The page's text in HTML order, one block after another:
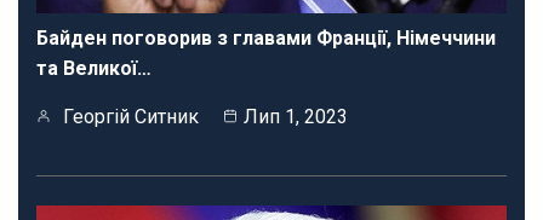
Байден поговорив з главами Франції, Німеччини
та Великої…
Георгій Ситник Лип 1, 2023